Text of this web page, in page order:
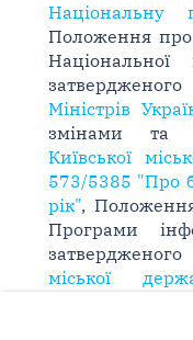
Національну
Положення
Національної
Міністрів
змінами та
Київської
573/5385 "Про
рік",
Програми
затвердженого
міської
належних